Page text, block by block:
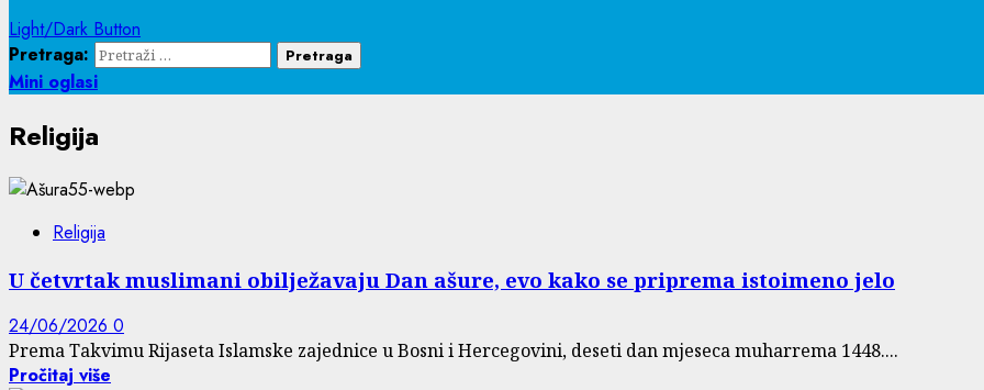
Light/Dark Button
Pretraga:
Mini oglasi
Religija
Religija
U četvrtak muslimani obilježavaju Dan ašure, evo kako se priprema istoimeno jelo
24/06/2026 0
Prema Takvimu Rijaseta Islamske zajednice u Bosni i Hercegovini, deseti dan mjeseca muharrema 1448....
Pročitaj više